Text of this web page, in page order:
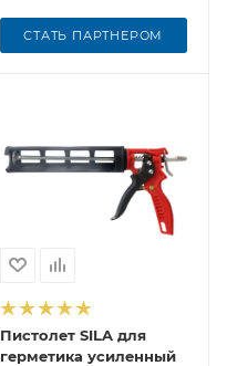
СТАТЬ ПАРТНЕРОМ
Пистолет SILA для
герметика усиленный